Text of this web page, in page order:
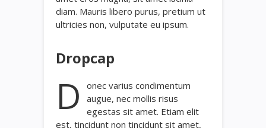
diam. Mauris libero purus, pretium ut
ultricies non, vulputate eu ipsum.
Dropcap
D
onec varius condimentum
augue, nec mollis risus
egestas sit amet. Etiam elit
est, tincidunt non tincidunt sit amet,